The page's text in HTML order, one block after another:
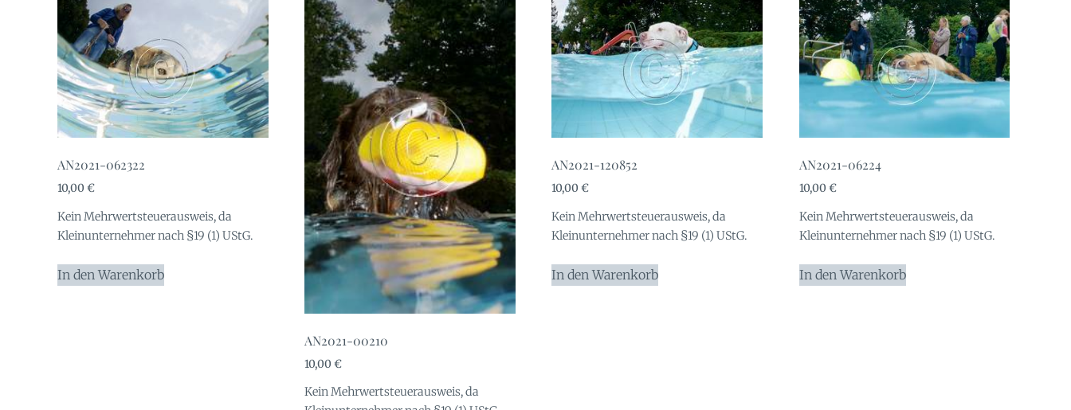
AN2021-062322
10,00 €
Kein Mehrwertsteuerausweis, da
Kleinunternehmer nach §19 (1) UStG.
In den Warenkorb
AN2021-00210
10,00€
Kein Mehrwertsteuerausweis, da
AN2021-120852
10,00€
Kein Mehrwertsteuerausweis, da
Kleinunternehmer nach §19 (1) UStG.
In den Warenkorb
AN2021-06224
10,00 €
Kein Mehrwertsteuerausweis, da
Kleinunternehmer nach §19 (1) UStG.
In den Warenkorb